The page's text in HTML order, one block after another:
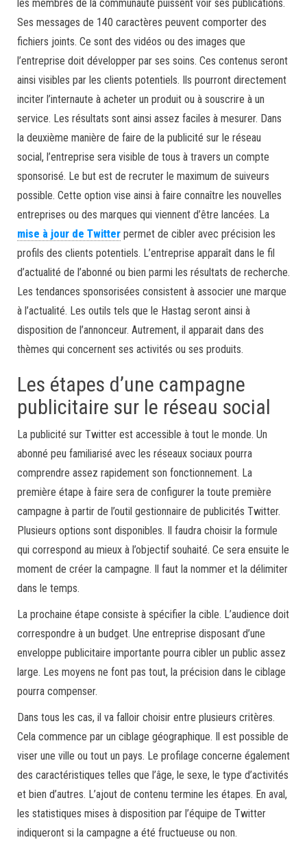
les membres de la communauté puissent voir ses publications.
Ses messages de 140 caractères peuvent comporter des
fichiers joints. Ce sont des vidéos ou des images que
l’entreprise doit développer par ses soins. Ces contenus seront
ainsi visibles par les clients potentiels. Ils pourront directement
inciter l’internaute à acheter un produit ou à souscrire à un
service. Les résultats sont ainsi assez faciles à mesurer. Dans
la deuxième manière de faire de la publicité sur le réseau
social, l’entreprise sera visible de tous à travers un compte
sponsorisé. Le but est de recruter le maximum de suiveurs
possible. Cette option vise ainsi à faire connaître les nouvelles
entreprises ou des marques qui viennent d’être lancées. La
mise à jour de Twitter permet de cibler avec précision les
profils des clients potentiels. L’entreprise apparaît dans le fil
d’actualité de l’abonné ou bien parmi les résultats de recherche.
Les tendances sponsorisées consistent à associer une marque
à l’actualité. Les outils tels que le Hastag seront ainsi à
disposition de l’annonceur. Autrement, il apparait dans des
thèmes qui concernent ses activités ou ses produits.
Les étapes d’une campagne
publicitaire sur le réseau social
La publicité sur Twitter est accessible à tout le monde. Un
abonné peu familiarisé avec les réseaux sociaux pourra
comprendre assez rapidement son fonctionnement. La
première étape à faire sera de configurer la toute première
campagne à partir de l’outil gestionnaire de publicités Twitter.
Plusieurs options sont disponibles. Il faudra choisir la formule
qui correspond au mieux à l’objectif souhaité. Ce sera ensuite le
moment de créer la campagne. Il faut la nommer et la délimiter
dans le temps.
La prochaine étape consiste à spécifier la cible. L’audience doit
correspondre à un budget. Une entreprise disposant d’une
enveloppe publicitaire importante pourra cibler un public assez
large. Les moyens ne font pas tout, la précision dans le ciblage
pourra compenser.
Dans tous les cas, il va falloir choisir entre plusieurs critères.
Cela commence par un ciblage géographique. Il est possible de
viser une ville ou tout un pays. Le profilage concerne également
des caractéristiques telles que l’âge, le sexe, le type d’activités
et bien d’autres. L’ajout de contenu termine les étapes. En aval,
les statistiques mises à disposition par l’équipe de Twitter
indiqueront si la campagne a été fructueuse ou non.